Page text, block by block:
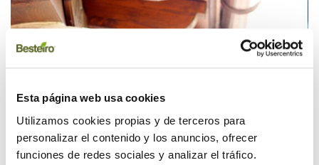
Esta página web usa cookies
Utilizamos cookies propias y de terceros para
personalizar el contenido y los anuncios, ofrecer
funciones de redes sociales y analizar el tráfico.
Garantía de calidad